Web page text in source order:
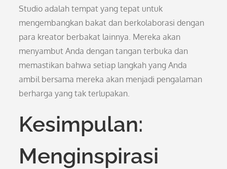
Studio adalah tempat yang tepat untuk
mengembangkan bakat dan berkolaborasi dengan
para kreator berbakat lainnya. Mereka akan
menyambut Anda dengan tangan terbuka dan
memastikan bahwa setiap langkah yang Anda
ambil bersama mereka akan menjadi pengalaman
berharga yang tak terlupakan.
Kesimpulan:
Menginspirasi